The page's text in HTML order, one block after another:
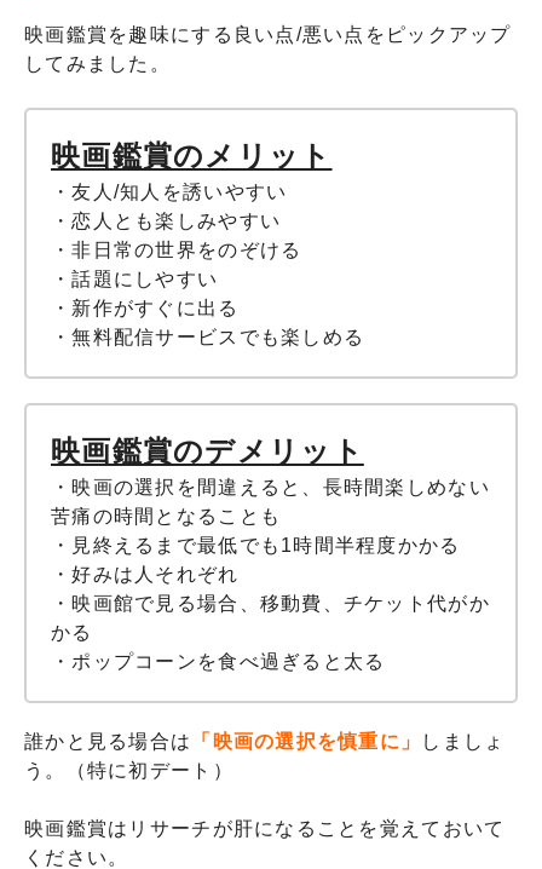
映画鑑賞を趣味にする良い点/悪い点をピックアップ
してみました。
映画鑑賞のメリット
・友人/知人を誘いやすい
・恋人とも楽しみやすい
・非日常の世界をのぞける
・話題にしやすい
・新作がすぐに出る
・無料配信サービスでも楽しめる
映画鑑賞のデメリット
・映画の選択を間違えると、長時間楽しめない
苦痛の時間となることも
・見終えるまで最低でも1時間半程度かかる
・好みは人それぞれ
・映画館で見る場合、移動費、チケット代がか
かる
・ポップコーンを食べ過ぎると太る
誰かと見る場合は 「映画の選択を慎重に」
しましょ
う。（特に初デート）
映画鑑賞はリサーチが肝になることを覚えておいて
ください。